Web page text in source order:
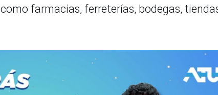
como farmacias, ferreterías, bodegas,